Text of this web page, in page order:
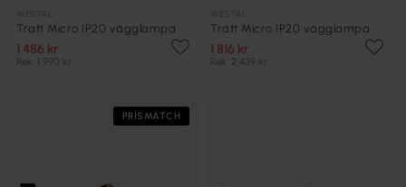
Tratt Micro IP20 vägglampa
1 486 kr
Rek. 1 990 kr
Tratt Micro IP20 vägglampa
1 816 kr
Rek. 2 439 kr
PRISMATCH